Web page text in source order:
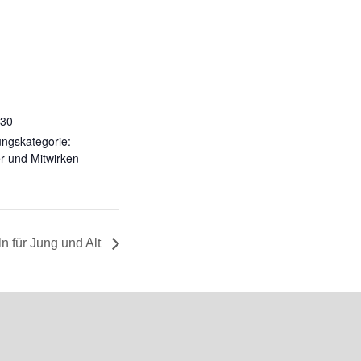
und Mitwirken
für Jung und Alt